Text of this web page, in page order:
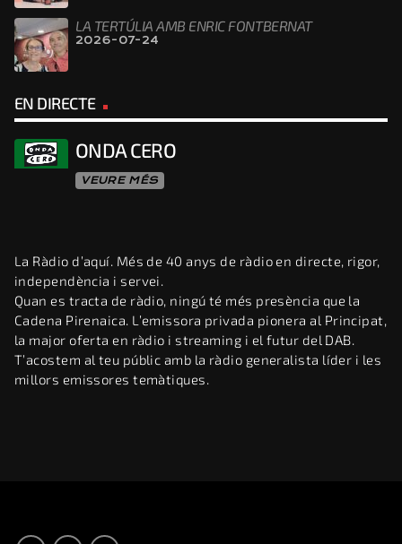
LA TERTÚLIA AMB ENRIC FONTBERNAT
2026-07-24
EN DIRECTE
ONDA CERO
VEURE MÉS
La Ràdio d’aquí. Més de 40 anys de ràdio en directe, rigor,
independència i servei.
Quan es tracta de ràdio, ningú té més presència que la
Cadena Pirenaica. L’emissora privada pionera al Principat,
la major oferta en ràdio i streaming i el futur del DAB.
T’acostem al teu públic amb la ràdio generalista líder i les
millors emissores temàtiques.